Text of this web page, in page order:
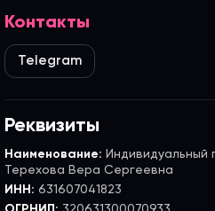
Контакты
Telegram
Реквизиты
Наименование: Индивидуальный
Терехова Вера Сергеевна
ИНН: 631607041823